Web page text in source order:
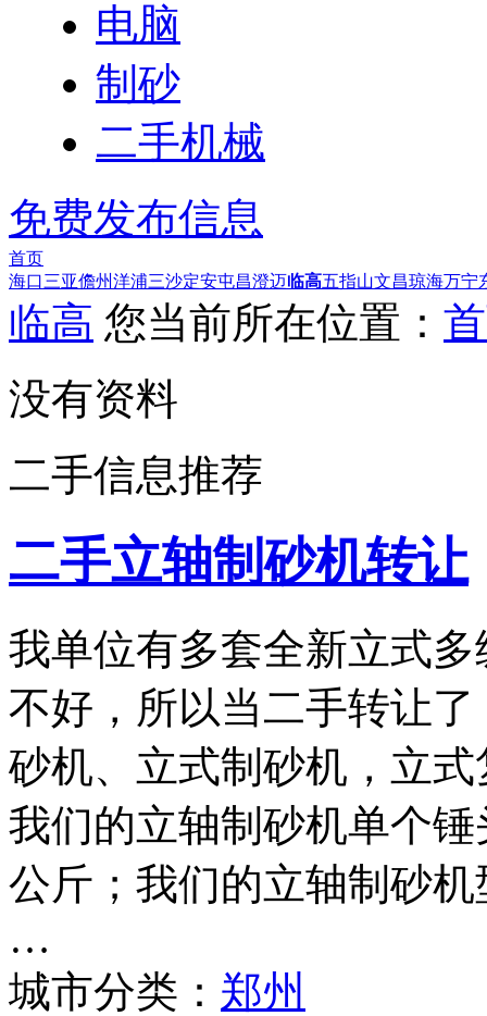
电脑
制砂
二手机械
免费发布信息
首页
海口三亚儋州洋浦三沙定安屯昌澄迈临高五指山文昌琼海万宁
临高 您当前所在位置：
没有资料
二手信息推荐
二手立轴制砂机转让
我单位有多套全新立式
不好，所以当二手转让
砂机、立式制砂机，立
我们的立轴制砂机单个
公斤；我们的立轴制砂
…
城市分类： 郑州